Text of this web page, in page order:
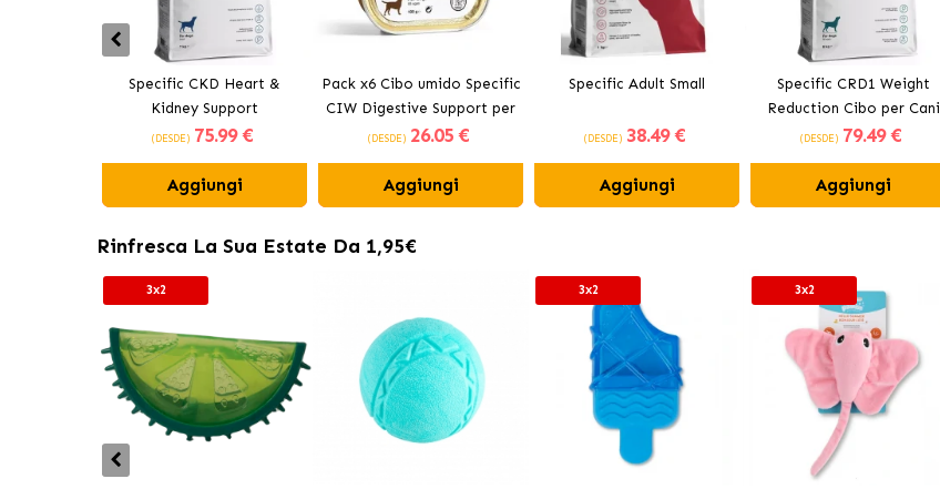
Specific CKD Heart &
Kidney Support
(DESDE) 75.99 €
Aggiungi
Pack x6 Cibo umido Specific
CIW Digestive Support per
cani con problemi digestivi
(DESDE) 26.05 €
Aggiungi
Specific Adult Small
(DESDE) 38.49 €
Aggiungi
Specific CRD1 Weight
Reduction Cibo per Cani
(DESDE) 79.49 €
Aggiungi
Rinfresca La Sua Estate Da 1,95€
3x2 3x2 3x2